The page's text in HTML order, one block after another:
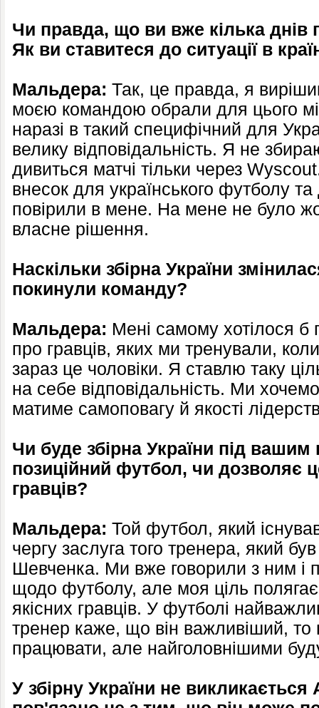
Чи правда, що ви вже кілька днів
Як ви ставитеся до ситуації в
Мальдера: Так, це правда, я
моєю командою обрали для цього
наразі в такий специфічний для
велику відповідальність. Я не
дивиться матчі тільки через
внесок для українського футболу
повірили в мене. На мене не було
власне рішення.
Наскільки збірна України
покинули команду?
Мальдера: Мені самому хотілося б
про гравців, яких ми тренували,
зараз це чоловіки. Я ставлю таку
на себе відповідальність. Ми
матиме самоповагу й якості
Чи буде збірна України під вашим
позиційний футбол, чи дозволяє
гравців?
Мальдера: Той футбол, який
чергу заслуга того тренера, який
Шевченка. Ми вже говорили з ним і
щодо футболу, але моя ціль
якісних гравців. У футболі
тренер каже, що він важливіший, то
працювати, але найголовнішими
У збірну України не